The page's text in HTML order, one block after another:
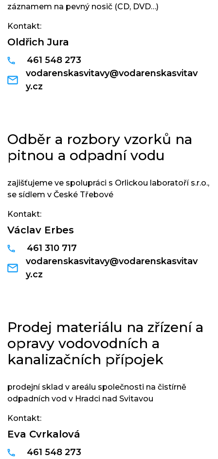
záznamem na pevný nosič (CD, DVD…)
Kontakt:
Oldřich Jura
461 548 273
vodarenskasvitavy@vodarenskasvitav
y.cz
Odběr a rozbory vzorků na
pitnou a odpadní vodu
zajišťujeme ve spolupráci s Orlickou laboratoří s.r.o.,
se sídlem v České Třebové
Kontakt:
Václav Erbes
461 310 717
vodarenskasvitavy@vodarenskasvitav
y.cz
Prodej materiálu na zřízení a
opravy vodovodních a
kanalizačních přípojek
prodejní sklad v areálu společnosti na čistírně
odpadních vod v Hradci nad Svitavou
Kontakt:
Eva Cvrkalová
461 548 273